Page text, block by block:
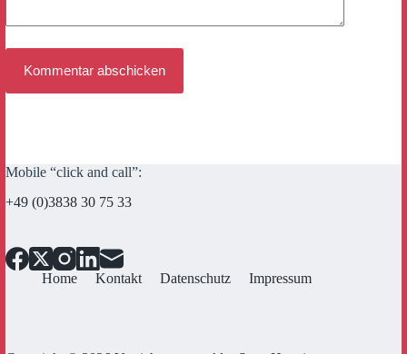
Kommentar abschicken
Mobile “click and call”:
+49 (0)3838 30 75 33
Home Kontakt Datenschutz Impressum